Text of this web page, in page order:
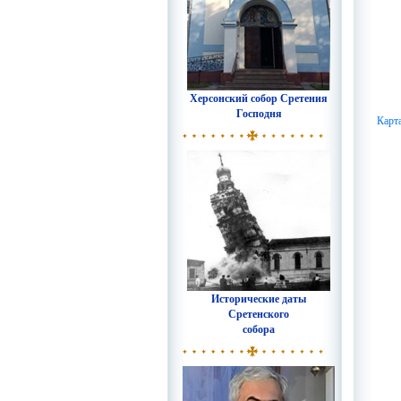
Херсонский собор Сретения
Господня
Исторические даты
Сретенского
собора